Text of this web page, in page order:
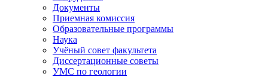
Документы
Приемная комиссия
Образовательные программы
Наука
Учёный совет факультета
Диссертационные советы
УМС по геологии